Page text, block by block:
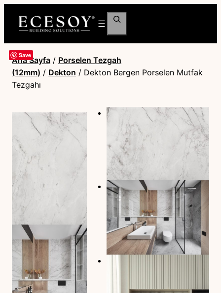
Ara
Save
Ana Sayfa / Porselen Tezgah
(12mm) / Dekton / Dekton Bergen Porselen Mutfak
Tezgahı